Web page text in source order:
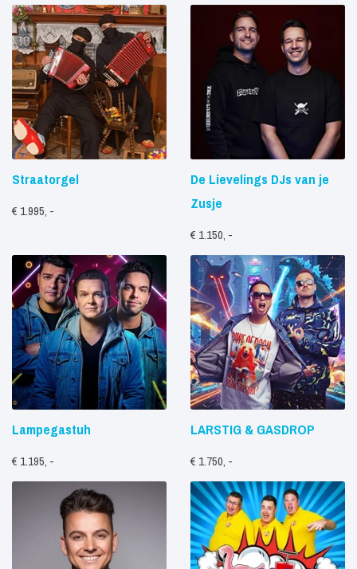
Straatorgel
€ 1.995, -
De Lievelings DJs van je
Zusje
€ 1.150, -
Lampegastuh
€ 1.195, -
LARSTIG & GASDROP
€ 1.750, -